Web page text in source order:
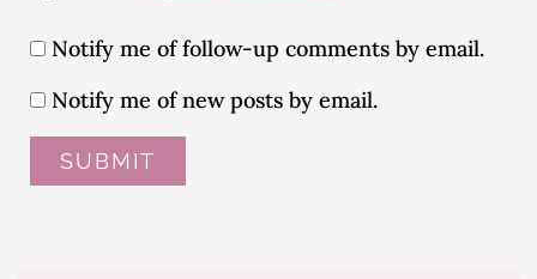
Notify me of follow-up comments by email.
Notify me of new posts by email.